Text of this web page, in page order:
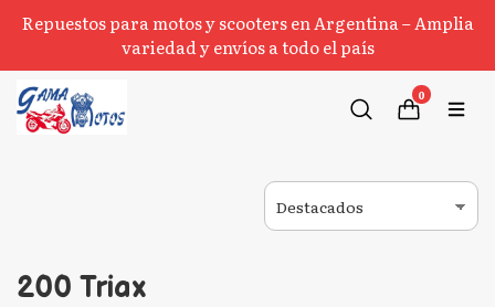
Repuestos para motos y scooters en Argentina – Amplia
variedad y envíos a todo el país
0
200 Triax